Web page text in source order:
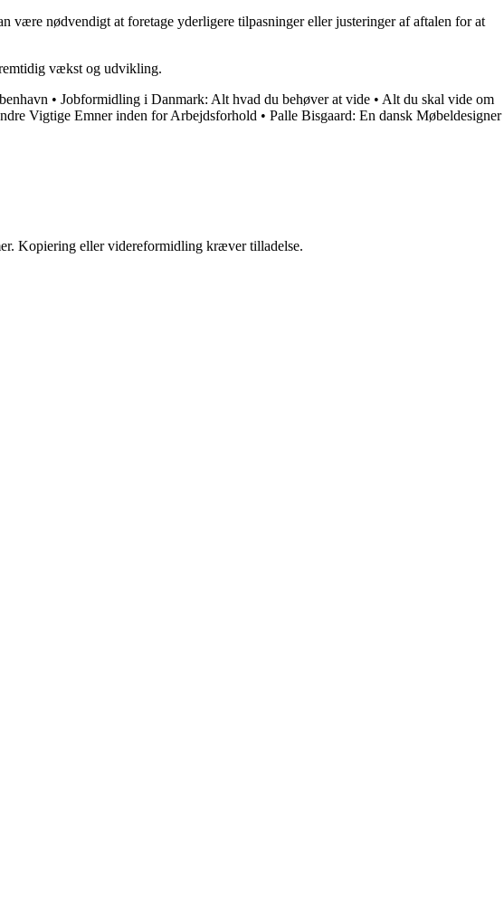
være nødvendigt at foretage yderligere tilpasninger eller justeringer af aftalen for at
vækst og udvikling.
• Jobformidling i Danmark: Alt hvad du behøver at vide • Alt du skal vide om
Vigtige Emner inden for Arbejdsforhold • Palle Bisgaard: En dansk Møbeldesigner
Kopiering eller videreformidling kræver tilladelse.